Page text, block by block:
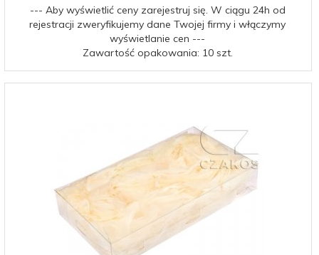
--- Aby wyświetlić ceny zarejestruj się. W ciągu 24h od
rejestracji zweryfikujemy dane Twojej firmy i włączymy
wyświetlanie cen ---
Zawartość opakowania: 10 szt.